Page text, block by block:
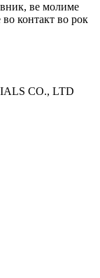
ве молиме
контакт во рок
CO., LTD